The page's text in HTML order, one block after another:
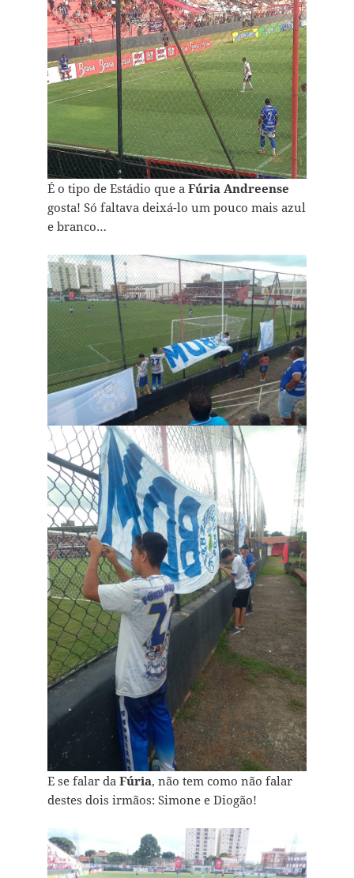
É o tipo de Estádio que a Fúria Andreense
gosta! Só faltava deixá-lo um pouco mais azul
e branco…
E se falar da Fúria, não tem como não falar
destes dois irmãos: Simone e Diogão!